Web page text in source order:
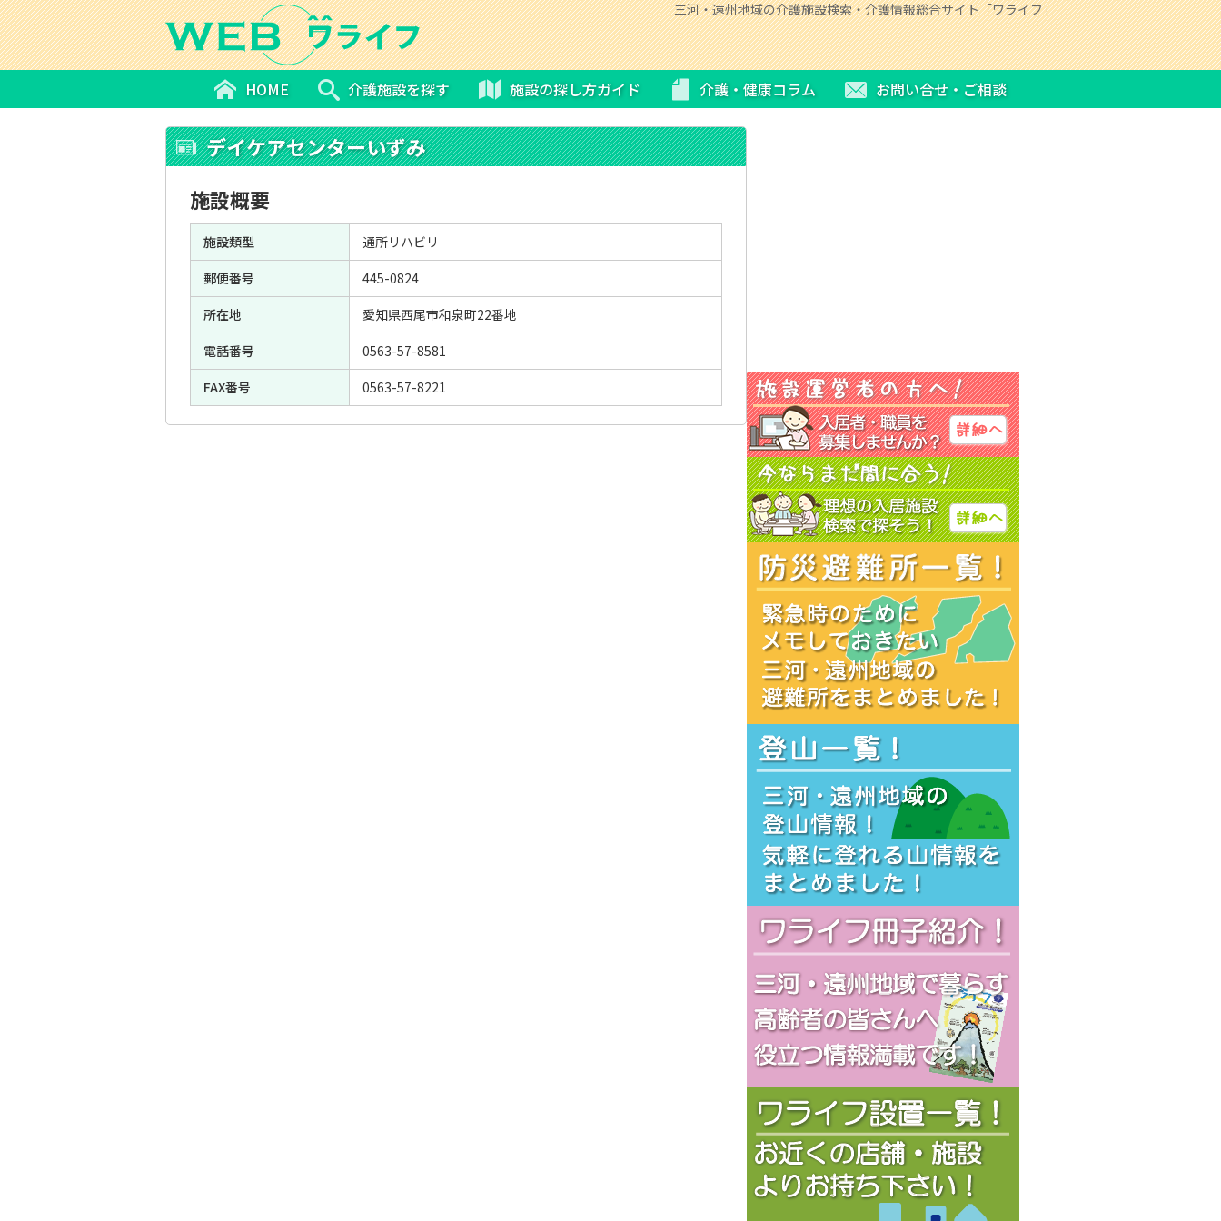
三河・遠州地域の介護施設検索・介護情報総合サイト「ワライフ」
HOME 介護施設を探す 施設の探し方ガイド 介護・健康コラム お問い合せ・ご相談
デイケアセンターいずみ
施設概要
施設類型
通所リハビリ
郵便番号
445-0824
所在地
愛知県西尾市和泉町22番地
電話番号
0563-57-8581
FAX番号
0563-57-8221